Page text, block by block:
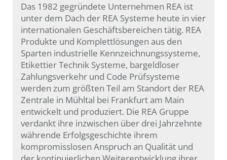
Das 1982 gegründete Unternehmen REA ist
unter dem Dach der REA Systeme heute in vier
internationalen Geschäftsbereichen tätig. REA
Produkte und Komplettlösungen aus den
Sparten industrielle Kennzeichnungssysteme,
Etikettier Technik Systeme, bargeldloser
Zahlungsverkehr und Code Prüfsysteme
werden zum größten Teil am Standort der REA
Zentrale in Mühltal bei Frankfurt am Main
entwickelt und produziert. Die REA Gruppe
verdankt ihre inzwischen über drei Jahrzehnte
währende Erfolgsgeschichte ihrem
kompromisslosen Anspruch an Qualität und